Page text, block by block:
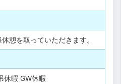
憩を取っていただきます。
休暇 GW休暇